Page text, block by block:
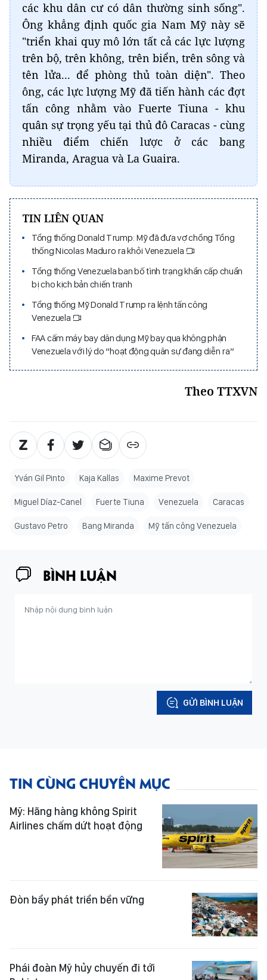
các khu dân cư có dân thường sinh sống".
Ông khẳng định quốc gia Nam Mỹ này sẽ
"triển khai quy mô lớn tất cả các lực lượng
trên bộ, trên không, trên biển, trên sông và
tên lửa... để phòng thủ toàn diện". Theo
ông, các lực lượng Mỹ đã tiến hành các đợt
tấn công nhằm vào Fuerte Tiuna - khu
quân sự trọng yếu tại thủ đô Caracas - cùng
nhiều điểm chiến lược ở các bang
Miranda, Aragua và La Guaira.
TIN LIÊN QUAN
Tổng thống Donald Trump: Mỹ đã đưa vợ chồng Tổng
thống Nicolas Maduro ra khỏi Venezuela
Tổng thống Venezuela ban bố tình trạng khẩn cấp chuẩn
bị cho kịch bản chiến tranh
Tổng thống Mỹ Donald Trump ra lệnh tấn công
Venezuela
FAA cấm máy bay dân dụng Mỹ bay qua không phận
Venezuela với lý do “hoạt động quân sự đang diễn ra”
Theo TTXVN
Yván Gil Pinto Kaja Kallas Maxime Prevot
Miguel Díaz-Canel Fuerte Tiuna Venezuela Caracas
Gustavo Petro Bang Miranda Mỹ tấn công Venezuela
BÌNH LUẬN
GỬI BÌNH LUẬN
TIN CÙNG CHUYÊN MỤC
Mỹ: Hãng hàng không Spirit
Airlines chấm dứt hoạt động
Đòn bẩy phát triển bền vững
Phái đoàn Mỹ hủy chuyến đi tới